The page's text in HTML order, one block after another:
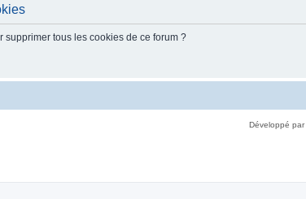
supprimer tous les cookies de ce forum ?
Développé par